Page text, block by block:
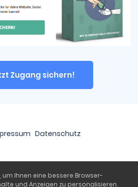
Zugang sichern!
Datenschutz
um Ihnen eine bessere Browser-
und Anzeigen zu personalisieren,